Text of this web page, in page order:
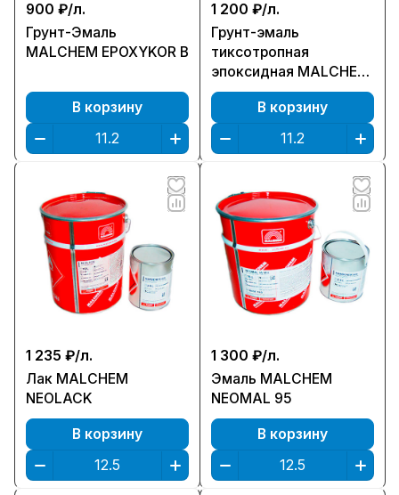
900 ₽/л.
Грунт-Эмаль
MALCHEM EPOXYKOR B
В корзину
1 200 ₽/л.
Грунт-эмаль
тиксотропная
эпоксидная MALCHEM
EPOXYKOR MIO ALU
В корзину
1 235 ₽/л.
Лак MALCHEM
NEOLACK
В корзину
1 300 ₽/л.
Эмаль MALCHEM
NEOMAL 95
В корзину